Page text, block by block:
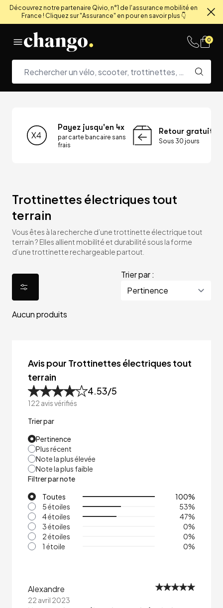
Découvrez notre partenaire Qivio, n°1 de l'assurance mobilité en
France ! Cliquez sur "Assurance" en pour en savoir plus 👇
0
Payez jusqu'en 4x
par carte bancaire sans
frais
Retour gratuit
Sous 30 jours
Trottinettes électriques tout
terrain
Vous êtes à la recherche d’une trottinette électrique tout
terrain ? Elles allient mobilité et durabilité sous la forme
d’une trottinette rechargeable partout.
Trier par :
Aucun produits
Avis pour Trottinettes électriques tout
terrain
4.53/5
122 avis vérifiés
Trier par
Pertinence
Plus récent
Note la plus élevée
Note la plus faible
Filtrer par note
Toutes
100%
5 étoiles
53%
4 étoiles
47%
3 étoiles
0%
2 étoiles
0%
1 étoile
0%
Alexandre
22 avril 2023